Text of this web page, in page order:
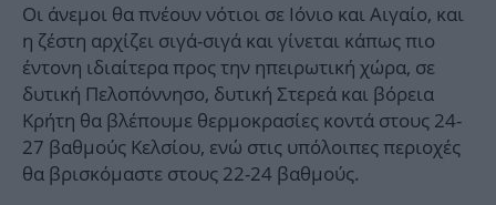
Οι άνεμοι θα πνέουν νότιοι σε Ιόνιο και Αιγαίο, και
η ζέστη αρχίζει σιγά-σιγά και γίνεται κάπως πιο
έντονη ιδιαίτερα προς την ηπειρωτική χώρα, σε
δυτική Πελοπόννησο, δυτική Στερεά και βόρεια
Κρήτη θα βλέπουμε θερμοκρασίες κοντά στους 24-
27 βαθμούς Κελσίου, ενώ στις υπόλοιπες περιοχές
θα βρισκόμαστε στους 22-24 βαθμούς.